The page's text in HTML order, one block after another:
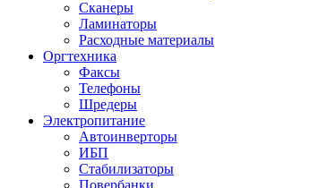
Сканеры
Ламинаторы
Расходные материалы
Оргтехника
Факсы
Телефоны
Шредеры
Электропитание
Автоинверторы
ИБП
Стабилизаторы
Повербанки